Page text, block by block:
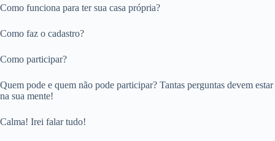
Como funciona para ter sua casa própria?
Como faz o cadastro?
Como participar?
Quem pode e quem não pode participar? Tantas perguntas devem estar
na sua mente!
Calma! Irei falar tudo!